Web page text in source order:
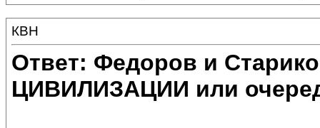
КВН
Ответ: Федоров и
ЦИВИЛИЗАЦИИ или